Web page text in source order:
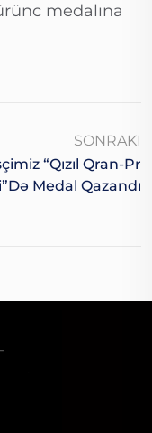
medalına
SONRAKI
“Qızıl Qran-Pr
I”də Medal Qazandı